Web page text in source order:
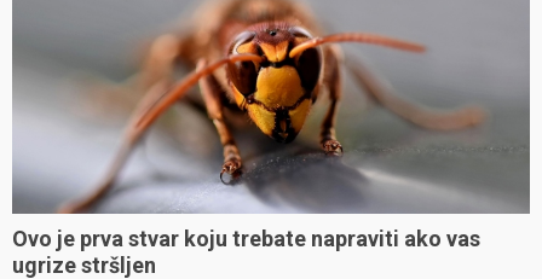
Ovo je prva stvar koju trebate napraviti ako vas
ugrize stršljen